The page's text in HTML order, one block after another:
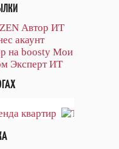
Автор ИТ
акаунт
на boosty Мои
Эксперт ИТ